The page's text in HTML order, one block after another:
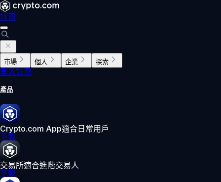
註冊
市場 個人 企業 探索
登入註冊
產品
Crypto.com App適合日常用戶
下載
交易所適合進階交易人
下載